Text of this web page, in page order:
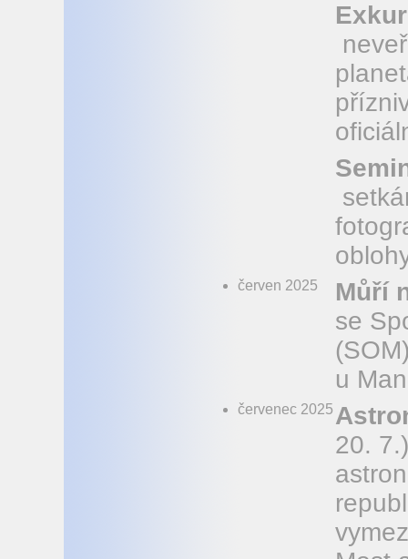
červen 2025
Můří
se
u
červenec 2025
20.